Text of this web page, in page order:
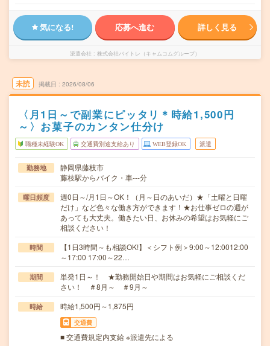
気になる! 応募へ進む 詳しく見る
派遣会社 株式会社バイトレ（キャムコムグループ）
未読 掲載日 2026/08/06
〈月1日～で副業にピッタリ＊時給1,500円
～〉お菓子のカンタン仕分け
職種未経験OK 交通費別途支給あり WEB登録OK 派遣
勤務地
静岡県藤枝市
藤枝駅からバイク・車---分
曜日頻度
週0日～/月1日～OK！（月～日のあいだ）★「土曜と日曜
だけ」など色々な働き方ができます！★お仕事ゼロの週が
あっても大丈夫。働きたい日、お休みの希望はお気軽にご
相談ください！
時間
【1日3時間～も相談OK!】＜シフト例＞9:00～12:0012:00
～17:00 17:00～22…
期間
単発1日～！ ★勤務開始日や期間はお気軽にご相談くだ
さい！ ＃8月～ ＃9月～
時給 時給1,500円～1,875円
交通費
■ 交通費規定内支給 ※派遣先による